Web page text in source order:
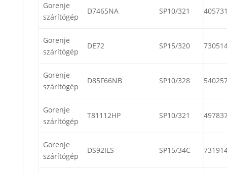
Gorenje
szárítógép
D7465NA SP10/321
Gorenje
szárítógép
DE72 SP15/320
Gorenje
szárítógép
D85F66NB SP10/328
Gorenje
szárítógép
T81112HP SP10/321
Gorenje
szárítógép
DS92ILS SP15/34C